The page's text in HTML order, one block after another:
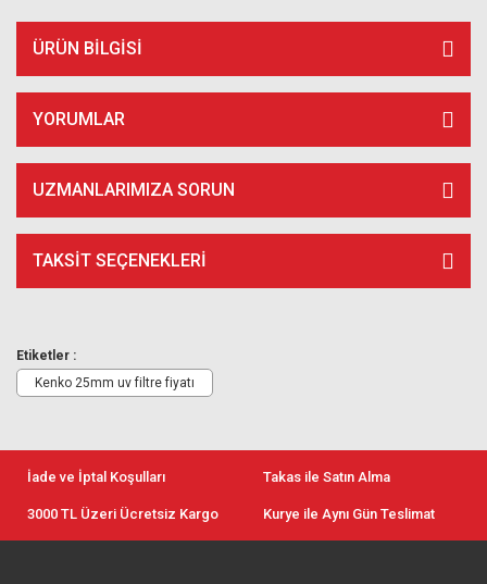
ÜRÜN BILGISI
YORUMLAR
UZMANLARIMIZA SORUN
TAKSIT SEÇENEKLERI
Etiketler :
Kenko 25mm uv filtre fiyatı
İade ve İptal Koşulları Takas ile Satın Alma
3000 TL Üzeri Ücretsiz Kargo Kurye ile Aynı Gün Teslimat